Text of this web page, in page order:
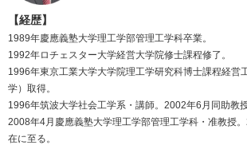
【経歴】
1989年慶應義塾大学理工学部管理工学科卒業。
1992年ロチェスター大学経営大学院修士課程修了。
1996年東京工業大学大学院理工学研究科博士課程経営
学）取得。
1996年筑波大学社会工学系・講師。2002年6月同助教授
2008年4月慶應義塾大学理工学部管理工学科・准教授
在に至る。